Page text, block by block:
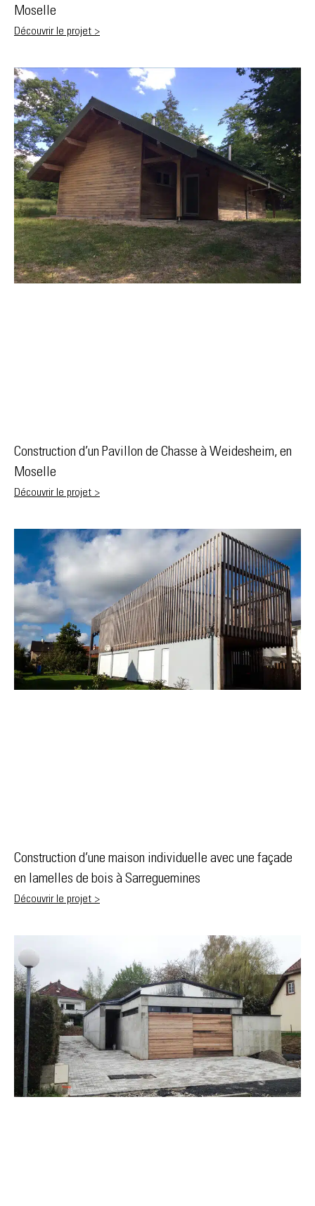
Moselle
Découvrir le projet >
Construction d’un Pavillon de Chasse à Weidesheim, en
Moselle
Découvrir le projet >
Construction d’une maison individuelle avec une façade
en lamelles de bois à Sarreguemines
Découvrir le projet >